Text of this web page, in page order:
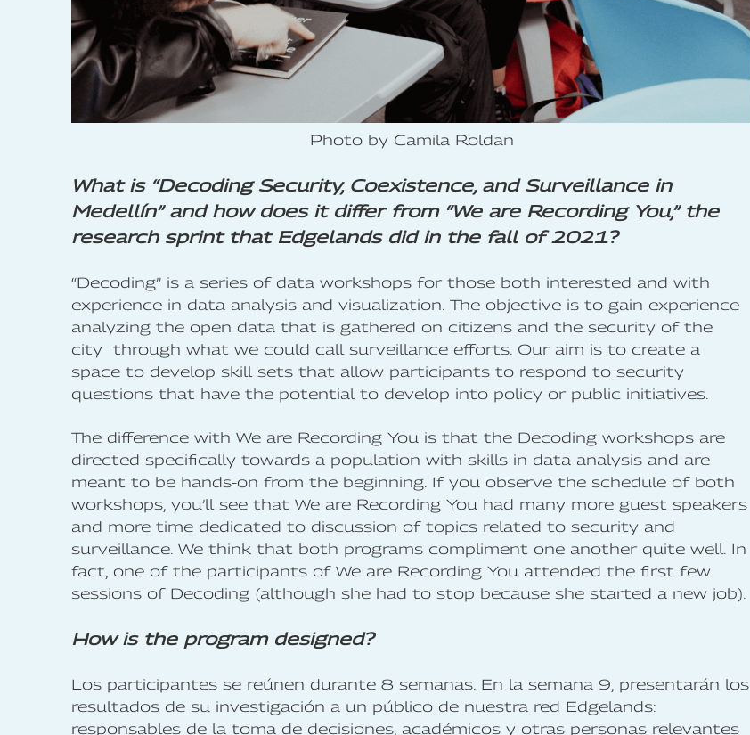
Photo by Camila Roldan
What is “Decoding Security, Coexistence, and Surveillance in
Medellín” and how does it differ from “We are Recording You,” the
research sprint that Edgelands did in the fall of 2021?
“Decoding” is a series of data workshops for those both interested and with
experience in data analysis and visualization. The objective is to gain experience
analyzing the open data that is gathered on citizens and the security of the
city through what we could call surveillance efforts. Our aim is to create a
space to develop skill sets that allow participants to respond to security
questions that have the potential to develop into policy or public initiatives.
The difference with We are Recording You is that the Decoding workshops are
directed specifically towards a population with skills in data analysis and are
meant to be hands-on from the beginning. If you observe the schedule of both
workshops, you’ll see that We are Recording You had many more guest speakers
and more time dedicated to discussion of topics related to security and
surveillance. We think that both programs compliment one another quite well. In
fact, one of the participants of We are Recording You attended the first few
sessions of Decoding (although she had to stop because she started a new job).
How is the program designed?
Los participantes se reúnen durante 8 semanas. En la semana 9, presentarán los
resultados de su investigación a un público de nuestra red Edgelands:
responsables de la toma de decisiones, académicos y otras personas relevantes